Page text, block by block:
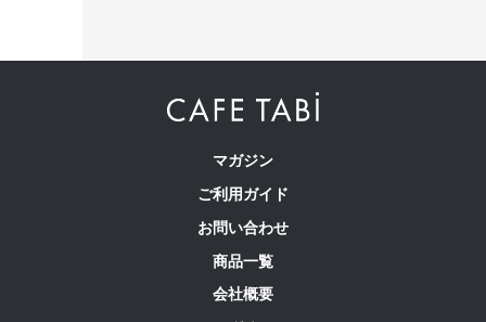
マガジン
ご利用ガイド
お問い合わせ
商品一覧
会社概要